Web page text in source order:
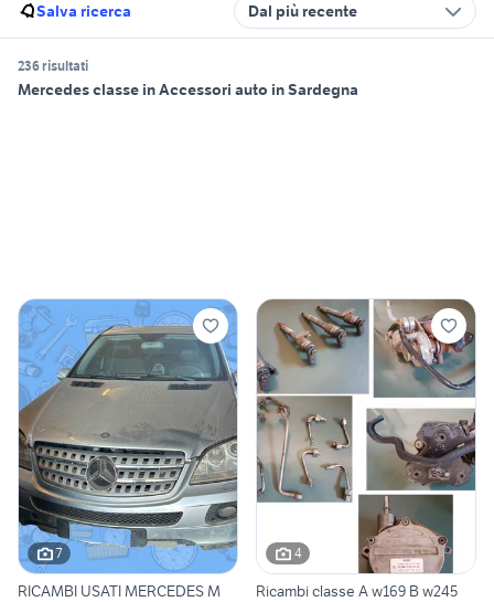
Salva ricerca Dal più recente
236 risultati
Mercedes classe in Accessori auto in Sardegna
7
RICAMBI USATI MERCEDES M
4
Ricambi classe A w169 B w245